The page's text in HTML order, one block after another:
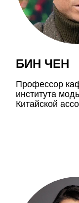
БИН ЧЕН
Профессор
института
Китайской